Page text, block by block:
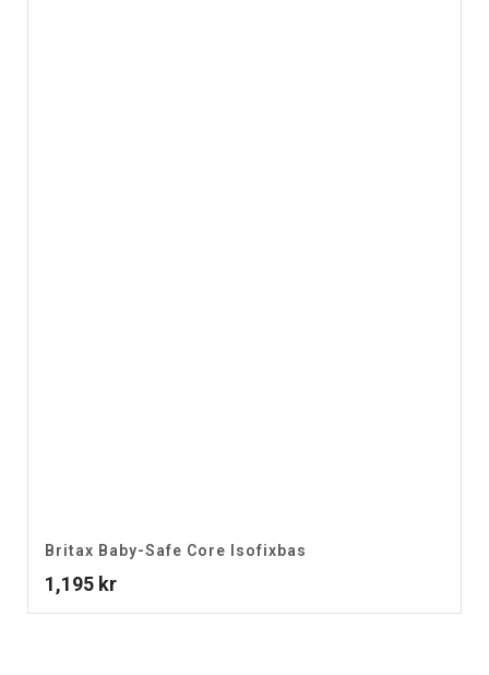
Britax Baby-Safe Core Isofixbas
1,195 kr